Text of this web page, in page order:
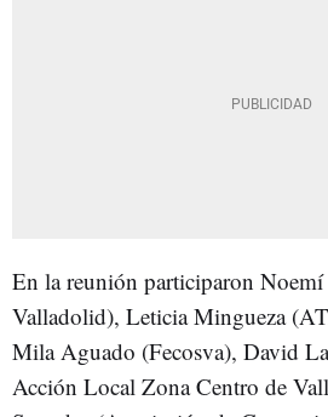
En la reunión participaron
Valladolid), Leticia Mingueza
Mila Aguado (Fecosva), David
Acción Local Zona Centro de